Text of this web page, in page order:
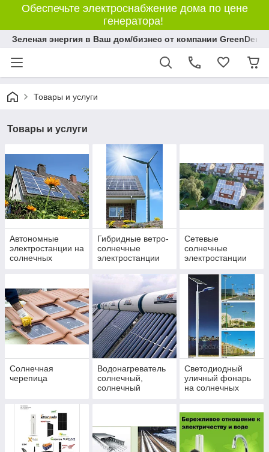
Обеспечьте электроснабжение дома по цене
генератора!
Зеленая энергия в Ваш дом/бизнес от компании GreenDem!
Товары и услуги
Товары и услуги
Автономные
электростанции на
солнечных
панели)
Гибридные ветро-
солнечные
электростанции
Сетевые
cолнечные
электростанции
и частных
хозяйств
Солнечная
черепица
Водонагреватель
солнечный,
солнечный
батареях
Светодиодный
уличный фонарь
на солнечных